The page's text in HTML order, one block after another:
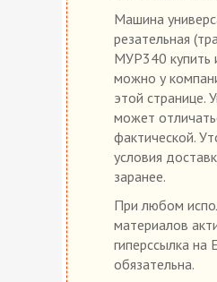
Машина
резательная
МУР340 купить
можно у
этой странице.
может
фактической.
условия
заранее.
При любом
материалов
гиперссылка на
обязательна.